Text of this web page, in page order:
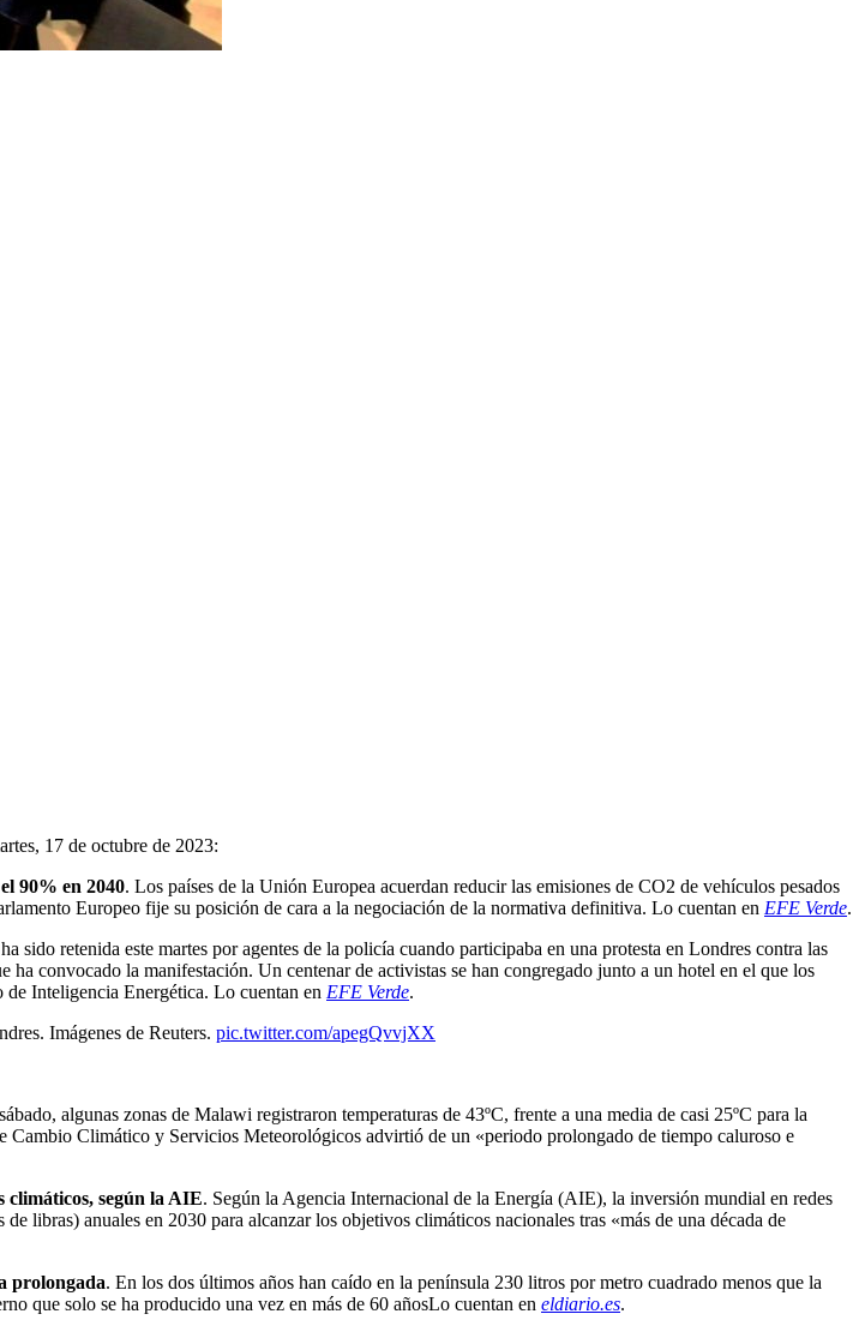
17 de octubre de 2023:
90% en 2040. Los países de la Unión Europea acuerdan reducir las emisiones de CO2 de vehículos pesados
Europeo fije su posición de cara a la negociación de la normativa definitiva. Lo cuentan en EFE Verde.
sido retenida este martes por agentes de la policía cuando participaba en una protesta en Londres contra las
convocado la manifestación. Un centenar de activistas se han congregado junto a un hotel en el que los
de Inteligencia Energética. Lo cuentan en EFE Verde.
Imágenes de Reuters. pic.twitter.com/apegQvvjXX
algunas zonas de Malawi registraron temperaturas de 43ºC, frente a una media de casi 25ºC para la
Cambio Climático y Servicios Meteorológicos advirtió de un «periodo prolongado de tiempo caluroso e
climáticos, según la AIE. Según la Agencia Internacional de la Energía (AIE), la inversión mundial en redes
libras) anuales en 2030 para alcanzar los objetivos climáticos nacionales tras «más de una década de
prolongada. En los dos últimos años han caído en la península 230 litros por metro cuadrado menos que la
que solo se ha producido una vez en más de 60 añosLo cuentan en eldiario.es.